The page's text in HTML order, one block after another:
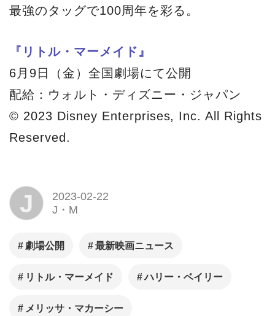
最強のタッグで100周年を彩る。
『リトル・マーメイド』
6月9日（金）全国劇場にて公開
配給：ウォルト・ディズニー・ジャパン
© 2023 Disney Enterprises, Inc. All Rights
Reserved.
J
2023-02-22
J・M
劇場公開 最新映画ニュース
リトル・マーメイド ハリー・ベイリー
メリッサ・マカーシー